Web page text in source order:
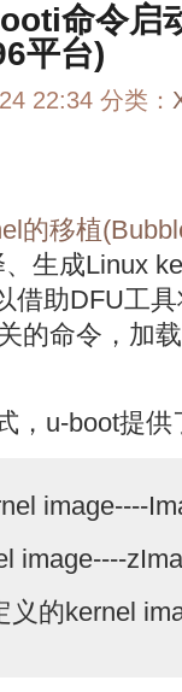
命令启
平台)
22:34 分类：
的移植
生成Linux
借助DFU工
的命令，加
，u-boot提
image----
image----
义的kernel